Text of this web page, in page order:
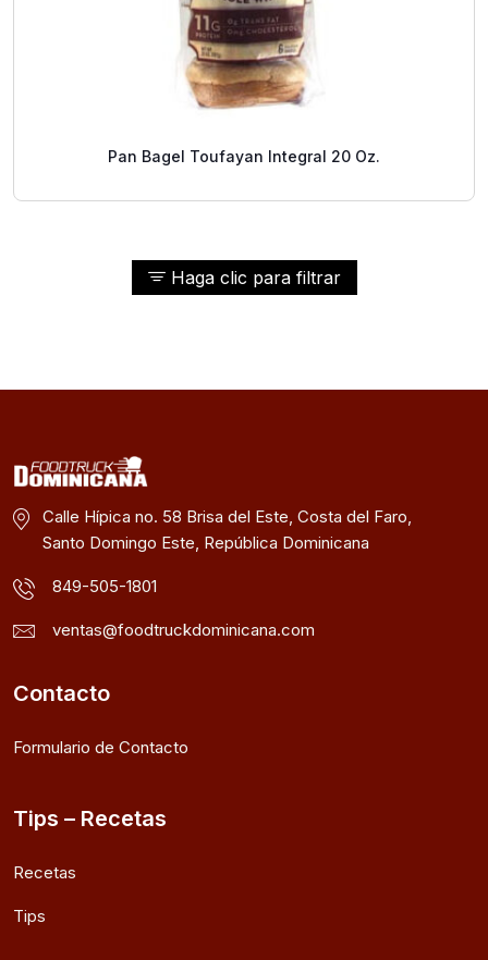
Haga clic para filtrar
Pan Bagel Toufayan Integral 20 Oz.
Calle Hípica no. 58 Brisa del Este, Costa del Faro,
Santo Domingo Este, República Dominicana
849-505-1801
ventas@foodtruckdominicana.com
Contacto
Formulario de Contacto
Tips – Recetas
Recetas
Tips